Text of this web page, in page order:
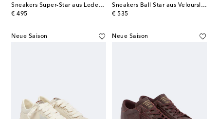
Sneakers Super-Star aus Leder und Veloursleder
€ 495
original price
Sneakers Ball Star aus Veloursleder
€ 535
original price
Neue Saison Neue Saison